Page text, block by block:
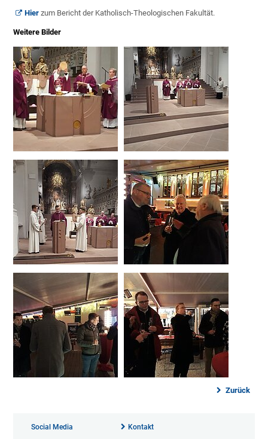
Hierzum Bericht der Katholisch-Theologischen Fakultät.
Weitere Bilder
Zurück
Social Media Kontakt